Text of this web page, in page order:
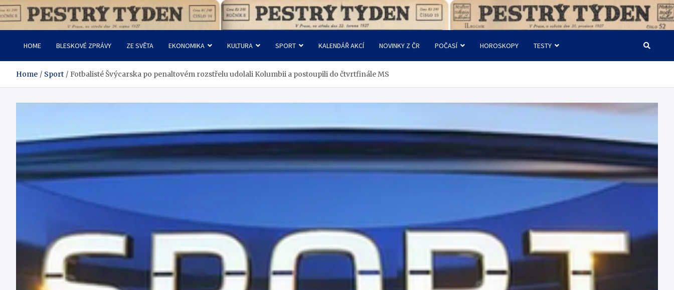
Skip
to
Pestrý Týden
HOME BLESKOVÉ ZPRÁVY ZE SVĚTA EKONOMIKA KULTURA SPORT KALENDÁŘ AKCÍ NOVINKY Z ČR POČASÍ HOROSKOPY TESTY
Home Sport Fotbalisté Švýcarska po penaltovém rozstřelu udolali Kolumbii a postoupili do čtvrtfinále MS